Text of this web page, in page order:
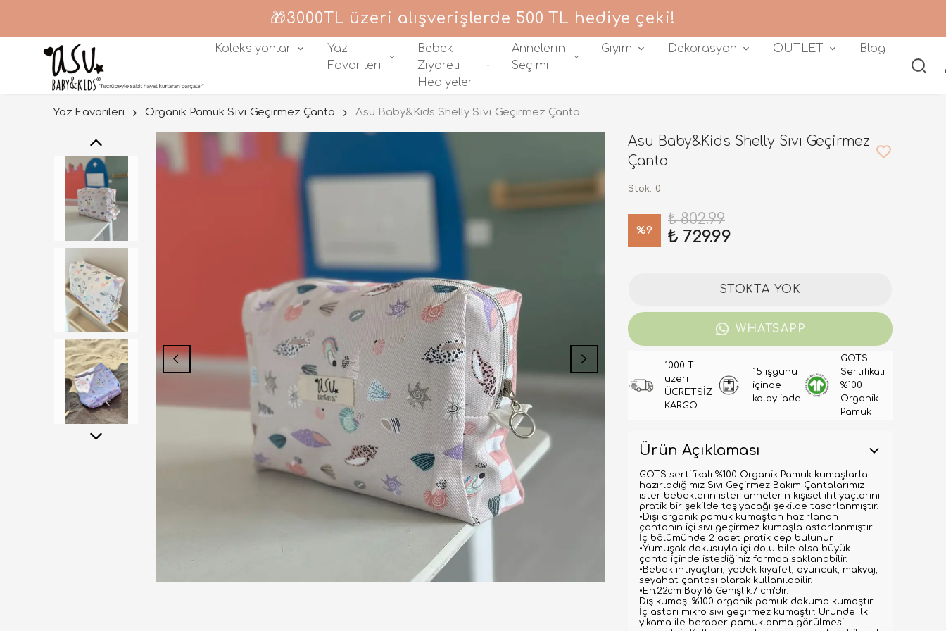
🎁3000TL üzeri alışverişlerde 500 TL hediye çeki!
Koleksiyonlar
Yaz
Favorileri
Bebek
Ziyareti
Hediyeleri
Annelerin
Seçimi
Giyim Dekorasyon OUTLET Blog
Yaz Favorileri Organik Pamuk Sıvı Geçirmez Çanta Asu Baby&Kids Shelly Sıvı Geçirmez Çanta
Asu Baby&Kids Shelly Sıvı Geçirmez
Çanta
Stok: 0
%9
₺ 802.99
₺ 729.99
STOKTA YOK
WHATSAPP
1000 TL
üzeri
ÜCRETSİZ
KARGO
15 işgünü
içinde
kolay iade
GOTS
Sertifikalı
%100
Organik
Pamuk
Ürün Açıklaması
GOTS sertifikalı %100 Organik Pamuk kumaşlarla
hazırladığımız Sıvı Geçirmez Bakım Çantalarımız
ister bebeklerin ister annelerin kişisel ihtiyaçlarını
pratik bir şekilde taşıyacağı şekilde tasarlanmıştır.
•Dışı organik pamuk kumaştan hazırlanan
çantanın içi sıvı geçirmez kumaşla astarlanmıştır.
İç bölümünde 2 adet pratik cep bulunur.
•Yumuşak dokusuyla içi dolu bile olsa büyük
çanta içinde istediğiniz formda saklanabilir.
•Bebek ihtiyaçları, yedek kıyafet, oyuncak, makyaj,
seyahat çantası olarak kullanılabilir.
•En:22cm Boy:16 Genişlik:7 cm'dir.
Dış kumaşı %100 organik pamuk dokuma kumaştır.
İç astarı mikro sıvı geçirmez kumaştır. Üründe ilk
yıkama ile beraber pamuklanma görülmesi